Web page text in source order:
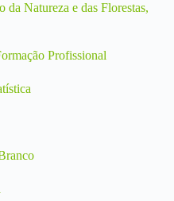
Natureza e das Florestas,
Profissional